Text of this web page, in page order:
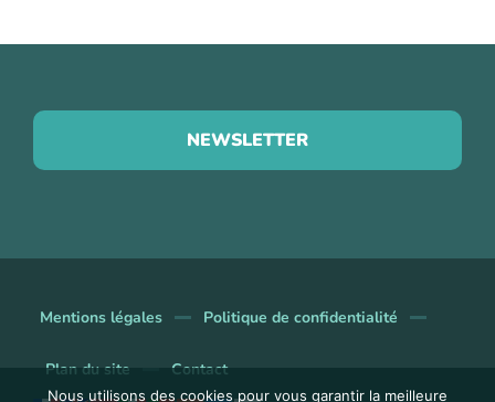
NEWSLETTER
Mentions légales Politique de confidentialité
Plan du site Contact
Nous utilisons des cookies pour vous garantir la meilleure